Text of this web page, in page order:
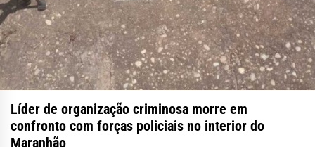
Líder de organização criminosa morre em
confronto com forças policiais no interior do
Maranhão